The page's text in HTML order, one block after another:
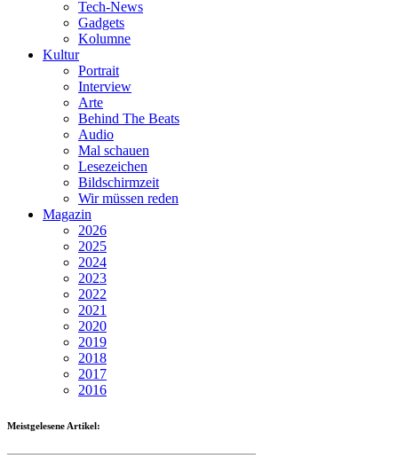
Tech-News
Gadgets
Kolumne
Kultur
Portrait
Interview
Arte
Behind The Beats
Audio
Mal schauen
Lesezeichen
Bildschirmzeit
Wir müssen reden
Magazin
2026
2025
2024
2023
2022
2021
2020
2019
2018
2017
2016
Meistgelesene Artikel: